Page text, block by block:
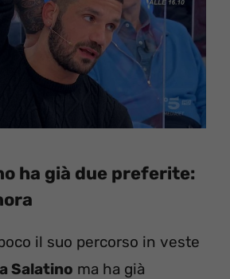
ha già due preferite:
il suo percorso in veste
Salatino ma ha già